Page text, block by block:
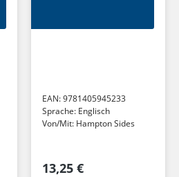
EAN:9781405945233
Sprache: Englisch
Von/Mit: Hampton Sides
13,25 €